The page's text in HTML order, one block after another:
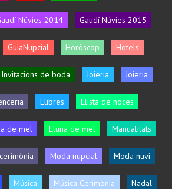
Núvies 2014 Gaudí Núvies 2015
GuiaNupcial Horòscop Hotels
Invitacions de boda Joieria Joieria
Llibres Llista de noces
de mel Lluna de mel Manualitats
Moda nupcial Moda nuvi
Música Música Cerimònia Nadal